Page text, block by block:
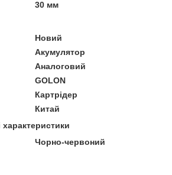
30 мм
Новий
Акумулятор
Аналоговий
GOLON
Картрідер
Китай
Чорно-червоний